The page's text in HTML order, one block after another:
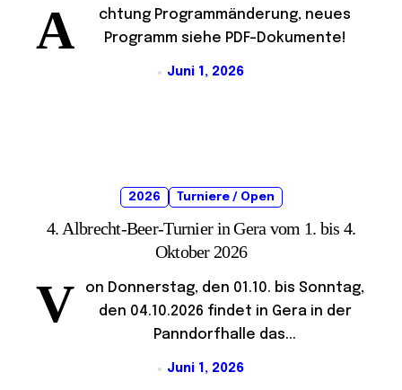
A
chtung Programmänderung, neues
Programm siehe PDF-Dokumente!
Juni 1, 2026
2026 Turniere / Open
4. Albrecht-Beer-Turnier in Gera vom 1. bis 4.
Oktober 2026
V
on Donnerstag, den 01.10. bis Sonntag,
den 04.10.2026 findet in Gera in der
Panndorfhalle das...
Juni 1, 2026